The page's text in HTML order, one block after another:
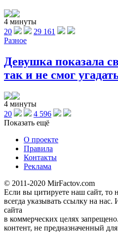
4 минуты
20
29 161
Разное
Девушка показала
так и не смог
4 минуты
20
4 596
Показать ещё
О проекте
Правила
Контакты
Реклама
© 2011-2020 MirFactov.com
Если вы цитируете наш сайт, то
всегда указывать ссылку на нас.
сайта
в коммерческих целях
контент, не предназначенный